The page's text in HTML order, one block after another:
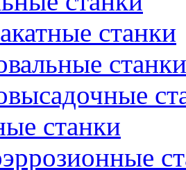
станки
станки
станки